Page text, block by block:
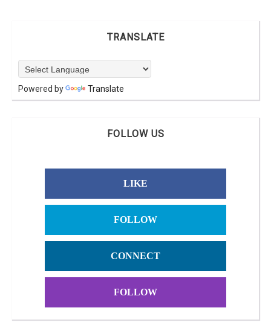
TRANSLATE
Powered by Translate
FOLLOW US
LIKE
FOLLOW
CONNECT
FOLLOW